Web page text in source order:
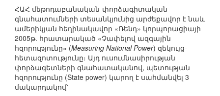
ՀԱՀ մեթոդաբանական-փորձագիտական
գնահատումների տեսանկյունից արժեքավոր է նաև
ամերիկյան հեղինակավոր «Ռենդ» կորպորացիայի
2005թ. հրատարակած «Չափելով ազգային
հզորությունը» (Measuring National Power) զեկույց-
հետազոտությունը։ Այդ ուսումնասիրության
փորձագետների գնահատականով, պետության
հզորությունը (State power) կարող է սահմանվել 3
մակարդակով՝